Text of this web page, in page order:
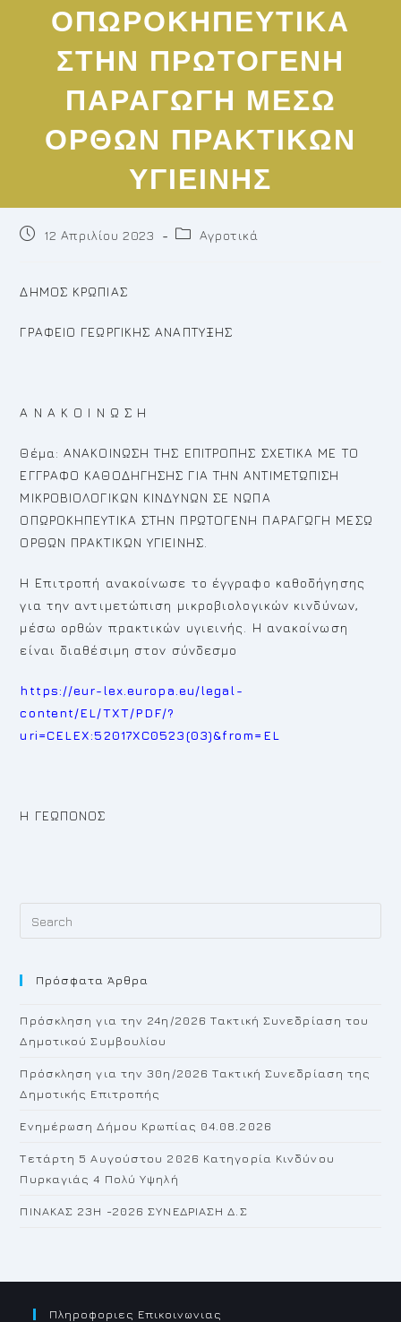
ΟΠΩΡΟΚΗΠΕΥΤΙΚΑ
ΣΤΗΝ ΠΡΩΤΟΓΕΝΗ
ΠΑΡΑΓΩΓΗ ΜΕΣΩ
ΟΡΘΩΝ ΠΡΑΚΤΙΚΩΝ
ΥΓΙΕΙΝΗΣ
Post12 Απριλίου 2023
PostΑγροτικά
ΔΗΜΟΣ ΚΡΩΠΙΑΣ
ΓΡΑΦΕΙΟ ΓΕΩΡΓΙΚΗΣ ΑΝΑΠΤΥΞΗΣ
Α Ν Α Κ Ο Ι Ν Ω Σ Η
Θέμα: ΑΝΑΚΟΙΝΩΣΗ ΤΗΣ ΕΠΙΤΡΟΠΗΣ ΣΧΕΤΙΚΑ ΜΕ ΤΟ
ΕΓΓΡΑΦΟ ΚΑΘΟΔΗΓΗΣΗΣ ΓΙΑ ΤΗΝ ΑΝΤΙΜΕΤΩΠΙΣΗ
ΜΙΚΡΟΒΙΟΛΟΓΙΚΩΝ ΚΙΝΔΥΝΩΝ ΣΕ ΝΩΠΑ
ΟΠΩΡΟΚΗΠΕΥΤΙΚΑ ΣΤΗΝ ΠΡΩΤΟΓΕΝΗ ΠΑΡΑΓΩΓΗ ΜΕΣΩ
ΟΡΘΩΝ ΠΡΑΚΤΙΚΩΝ ΥΓΙΕΙΝΗΣ.
Η Επιτροπή ανακοίνωσε το έγγραφο καθοδήγησης
για την αντιμετώπιση μικροβιολογικών κινδύνων,
μέσω ορθών πρακτικών υγιεινής. Η ανακοίνωση
είναι διαθέσιμη στον σύνδεσμο
https://eur-lex.europa.eu/legal-
content/EL/TXT/PDF/?
uri=CELEX:52017XC0523(03)&from=EL
Η ΓΕΩΠΟΝΟΣ
Πρόσφατα Άρθρα
Πρόσκληση για την 24η/2026 Τακτική Συνεδρίαση του
Δημοτικού Συμβουλίου
Πρόσκληση για την 30η/2026 Τακτική Συνεδρίαση της
Δημοτικής Επιτροπής
Ενημέρωση Δήμου Κρωπίας 04.08.2026
Τετάρτη 5 Αυγούστου 2026 Κατηγορία Κινδύνου
Πυρκαγιάς 4 Πολύ Υψηλή
ΠΙΝΑΚΑΣ 23H -2026 ΣΥΝΕΔΡΙΑΣΗ Δ.Σ
Πληροφοριες Επικοινωνιας